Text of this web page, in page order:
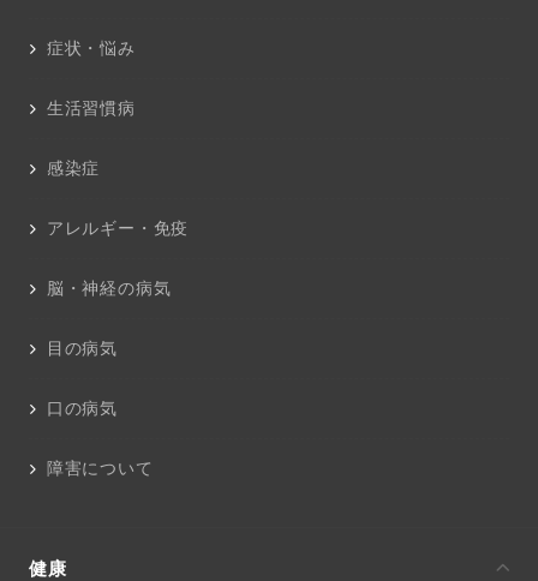
症状・悩み
生活習慣病
感染症
アレルギー・免疫
脳・神経の病気
目の病気
口の病気
障害について
健康